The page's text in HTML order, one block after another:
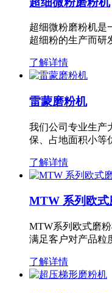
超细微粉磨粉机是
超细粉的生产而
了解详情
雷蒙磨粉机
我们公司专业生产
保、占地面积小
了解详情
MTW 系列欧式
MTW系列欧式磨
满足客户对产品
了解详情